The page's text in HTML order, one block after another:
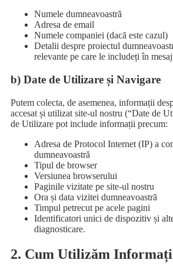
Numele dumneavoastră
Adresa de email
Numele companiei (dacă este cazul)
Detalii despre proiectul
relevante pe care le includeți în
b) Date de Utilizare și Navigare
Putem colecta, de asemenea, informații
accesat și utilizat site-ul nostru (“Date de
de Utilizare pot include informații precum:
Adresa de Protocol Internet (IP) a
dumneavoastră
Tipul de browser
Versiunea browserului
Paginile vizitate pe site-ul nostru
Ora și data vizitei dumneavoastră
Timpul petrecut pe acele pagini
Identificatori unici de dispozitiv și
diagnosticare.
2. Cum Utilizăm